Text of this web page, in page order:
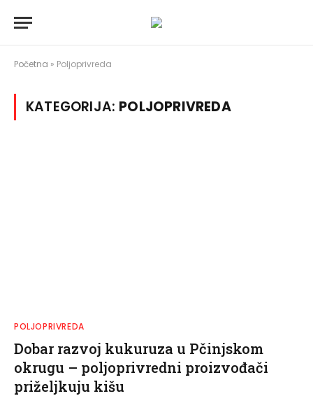
Početna » Poljoprivreda
KATEGORIJA: POLJOPRIVREDA
POLJOPRIVREDA
Dobar razvoj kukuruza u Pčinjskom
okrugu – poljoprivredni proizvođači
priželjkuju kišu